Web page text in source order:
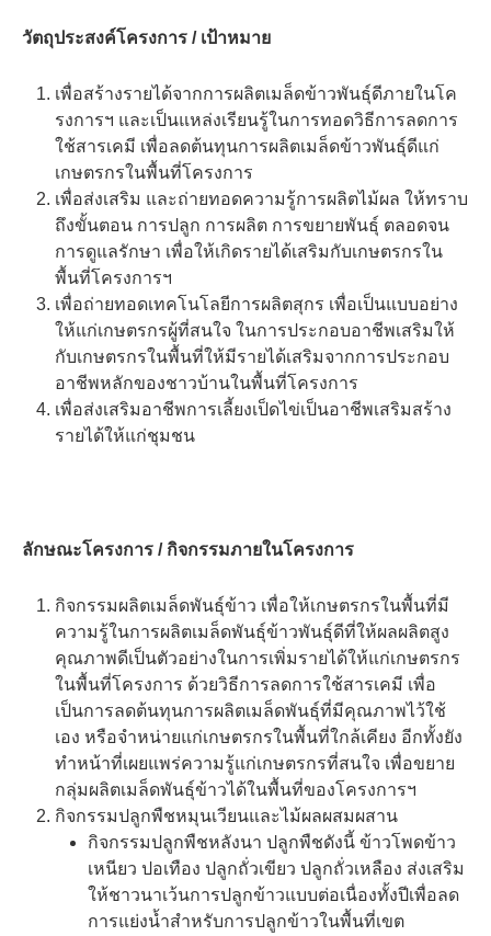
วัตถุประสงค์โครงการ / เป้าหมาย
เพื่อสร้างรายได้จากการผลิตเมล็ดข้าวพันธุ์ดีภายในโค
รงการฯ และเป็นแหล่งเรียนรู้ในการทอดวิธีการลดการ
ใช้สารเคมี เพื่อลดต้นทุนการผลิตเมล็ดข้าวพันธุ์ดีแก่
เกษตรกรในพื้นที่โครงการ
เพื่อส่งเสริม และถ่ายทอดความรู้การผลิตไม้ผล ให้ทราบ
ถึงขั้นตอน การปลูก การผลิต การขยายพันธุ์ ตลอดจน
การดูแลรักษา เพื่อให้เกิดรายได้เสริมกับเกษตรกรใน
พื้นที่โครงการฯ
เพื่อถ่ายทอดเทคโนโลยีการผลิตสุกร เพื่อเป็นแบบอย่าง
ให้แก่เกษตรกรผู้ที่สนใจ ในการประกอบอาชีพเสริมให้
กับเกษตรกรในพื้นที่ให้มีรายได้เสริมจากการประกอบ
อาชีพหลักของชาวบ้านในพื้นที่โครงการ
เพื่อส่งเสริมอาชีพการเลี้ยงเป็ดไข่เป็นอาชีพเสริมสร้าง
รายได้ให้แก่ชุมชน
ลักษณะโครงการ / กิจกรรมภายในโครงการ
กิจกรรมผลิตเมล็ดพันธุ์ข้าว เพื่อให้เกษตรกรในพื้นที่มี
ความรู้ในการผลิตเมล็ดพันธุ์ข้าวพันธุ์ดีที่ให้ผลผลิตสูง
คุณภาพดีเป็นตัวอย่างในการเพิ่มรายได้ให้แก่เกษตรกร
ในพื้นที่โครงการ ด้วยวิธีการลดการใช้สารเคมี เพื่อ
เป็นการลดต้นทุนการผลิตเมล็ดพันธุ์ที่มีคุณภาพไว้ใช้
เอง หรือจำหน่ายแก่เกษตรกรในพื้นที่ใกล้เคียง อีกทั้งยัง
ทำหน้าที่เผยแพร่ความรู้แก่เกษตรกรที่สนใจ เพื่อขยาย
กลุ่มผลิตเมล็ดพันธุ์ข้าวได้ในพื้นที่ของโครงการฯ
กิจกรรมปลูกพืชหมุนเวียนและไม้ผลผสมผสาน
กิจกรรมปลูกพืชหลังนา ปลูกพืชดังนี้ ข้าวโพดข้าว
เหนียว ปอเทือง ปลูกถั่วเขียว ปลูกถั่วเหลือง ส่งเสริม
ให้ชาวนาเว้นการปลูกข้าวแบบต่อเนื่องทั้งปีเพื่อลด
การแย่งน้ำสำหรับการปลูกข้าวในพื้นที่เขต